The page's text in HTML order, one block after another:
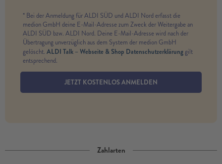
* Bei der Anmeldung für ALDI SÜD und ALDI Nord erfasst die
medion GmbH deine E-Mail-Adresse zum Zweck der Weitergabe an
ALDI SÜD bzw. ALDI Nord. Deine E-Mail-Adresse wird nach der
Übertragung unverzüglich aus dem System der medion GmbH
gelöscht. ALDI Talk – Webseite & Shop Datenschutzerklärunggilt
entsprechend.
JETZT KOSTENLOS ANMELDEN
Zahlarten